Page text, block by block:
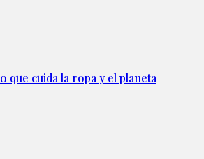
que cuida la ropa y el planeta